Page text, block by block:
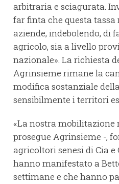
arbitraria e sciagurata.
far finta che questa
aziende, indebolendo, di
agricolo, sia a livello
nazionale». La richiesta
Agrinsieme rimane la
modifica sostanziale
sensibilmente i territori
«La nostra mobilitazione
prosegue Agrinsieme -,
agricoltori senesi di Cia
hanno manifestato a
settimane e che hanno